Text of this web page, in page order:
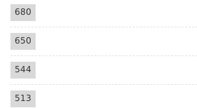
680
650
544
513